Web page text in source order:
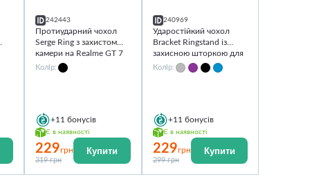
242443
Протиударний чохол
Serge Ring з захистом
камери на Realme GT 7
Колір:
+11 бонусів
Є в наявності
229грн
319 грн
Купити
240969
Ударостійкий чохол
Bracket Ringstand із
захисною шторкою для
камери на Realme GT 7
Колір:
+11 бонусів
Є в наявності
229грн
299 грн
Купити